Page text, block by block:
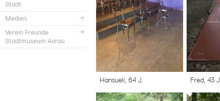
Stadt
Medien
Verein Freunde
Stadtmuseum Aarau
Hansueli, 64 J. Fred, 43 J.